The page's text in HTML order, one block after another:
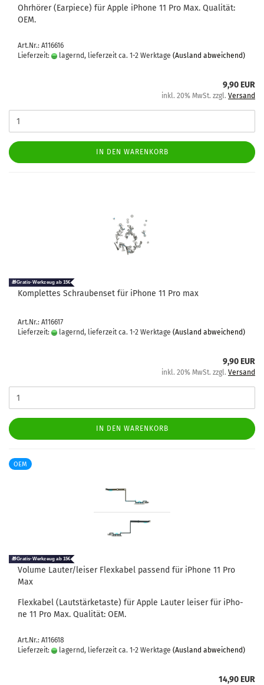
Ohr­hö­rer (Ear­pie­ce) für Apple iPho­ne 11 Pro Max. Qua­li­tät:
OEM.
Art.Nr.: A116616
Lieferzeit:
lagernd, lieferzeit ca. 1-2 Werktage (Ausland abweichend)
9,90 EUR
inkl. 20% MwSt. zzgl. Versand
IN DEN WARENKORB
Kom­plet­tes Schrau­ben­set für iPho­ne 11 Pro max
Art.Nr.: A116617
Lieferzeit:
lagernd, lieferzeit ca. 1-2 Werktage (Ausland abweichend)
9,90 EUR
inkl. 20% MwSt. zzgl. Versand
IN DEN WARENKORB
OEM
Vo­lu­me Lau­ter/lei­ser Flex­ka­bel pas­send für iPho­ne 11 Pro
Max
Flex­ka­bel (Laut­stär­ke­tas­te) für Apple Lau­ter lei­ser für iPho­
ne 11 Pro Max. Qua­li­tät: OEM.
Art.Nr.: A116618
Lieferzeit:
lagernd, lieferzeit ca. 1-2 Werktage (Ausland abweichend)
14,90 EUR